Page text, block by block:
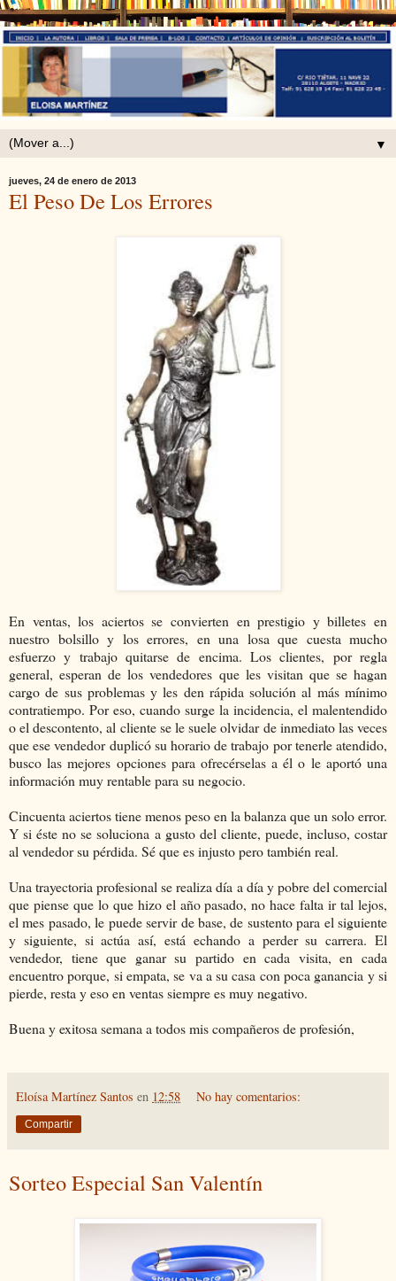
▼
jueves, 24 de enero de 2013
El Peso De Los Errores
En ventas, los aciertos se convierten en prestigio y billetes en
nuestro bolsillo y los errores, en una losa que cuesta mucho
esfuerzo y trabajo quitarse de encima. Los clientes, por regla
general, esperan de los vendedores que les visitan que se hagan
cargo de sus problemas y les den rápida solución al más mínimo
contratiempo. Por eso, cuando surge la incidencia, el malentendido
o el descontento, al cliente se le suele olvidar de inmediato las veces
que ese vendedor duplicó su horario de trabajo por tenerle atendido,
busco las mejores opciones para ofrecérselas a él o le aportó una
información muy rentable para su negocio.
Cincuenta aciertos tiene menos peso en la balanza que un solo error.
Y si éste no se soluciona a gusto del cliente, puede, incluso, costar
al vendedor su pérdida. Sé que es injusto pero también real.
Una trayectoria profesional se realiza día a día y pobre del comercial
que piense que lo que hizo el año pasado, no hace falta ir tal lejos,
el mes pasado, le puede servir de base, de sustento para el siguiente
y siguiente, si actúa así, está echando a perder su carrera. El
vendedor, tiene que ganar su partido en cada visita, en cada
encuentro porque, si empata, se va a su casa con poca ganancia y si
pierde, resta y eso en ventas siempre es muy negativo.
Buena y exitosa semana a todos mis compañeros de profesión,
Eloísa Martínez Santos en 12:58 No hay comentarios:
Compartir
Sorteo Especial San Valentín